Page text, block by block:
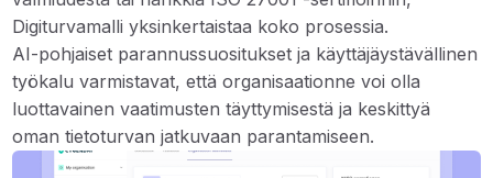
Digiturvamalli yksinkertaistaa koko prosessia.
AI-pohjaiset parannussuositukset ja käyttäjäystävällinen
työkalu varmistavat, että organisaationne voi olla
luottavainen vaatimusten täyttymisestä ja keskittyä
oman tietoturvan jatkuvaan parantamiseen.